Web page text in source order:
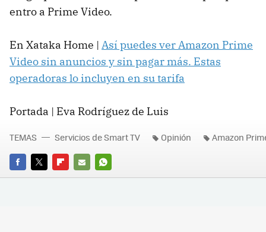
entro a Prime Video.
En Xataka Home | Así puedes ver Amazon Prime
Video sin anuncios y sin pagar más. Estas
operadoras lo incluyen en su tarifa
Portada | Eva Rodríguez de Luis
FACEBOOK
TWITTERFLIPBOARD
E-
WHATSAPP
TEMAS Servicios de Smart TV Opinión Amazon